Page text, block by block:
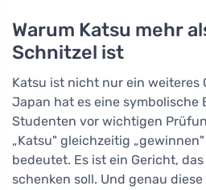
Warum Katsu mehr
Schnitzel ist
Katsu ist nicht nur ein weiteres
Japan hat es eine symbolische
Studenten vor wichtigen
„Katsu" gleichzeitig
bedeutet. Es ist ein Gericht,
schenken soll. Und genau